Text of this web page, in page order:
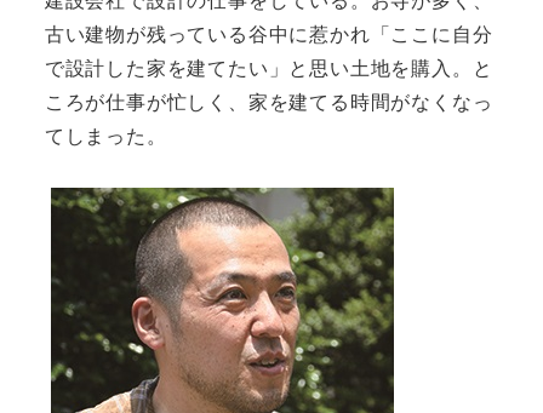
古い建物が残っている谷中に惹かれ「ここに自分
で設計した家を建てたい」と思い土地を購入。と
ころが仕事が忙しく、家を建てる時間がなくなっ
てしまった。